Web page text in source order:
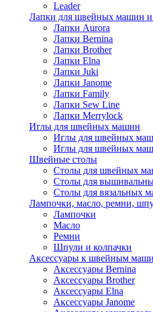
Leader
Лапки для швейных машин и
Лапки Aurora
Лапки Bernina
Лапки Brother
Лапки Elna
Лапки Juki
Лапки Janome
Лапки Family
Лапки Sew Line
Лапки Merrylock
Иглы для швейных машин
Иглы для швейных
Иглы для швейных
Швейные столы
Столы для швейных
Столы для
Столы для вязальных
Лампочки, масло, ремни,
Лампочки
Масло
Ремни
Шпули и колпачки
Аксессуары к швейным
Аксессуары Bernina
Аксессуары Brother
Аксессуары Elna
Аксессуары Janome